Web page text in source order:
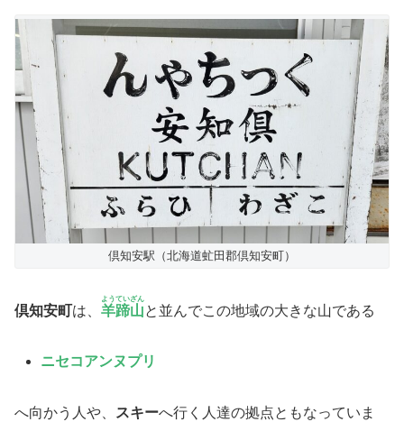
倶知安駅（北海道虻田郡倶知安町）
倶知安町は、 羊蹄山
ようていざん
と並んでこの地域の大きな山である
ニセコアンヌプリ
へ向かう人や、 スキーへ行く人達の拠点ともなっていま